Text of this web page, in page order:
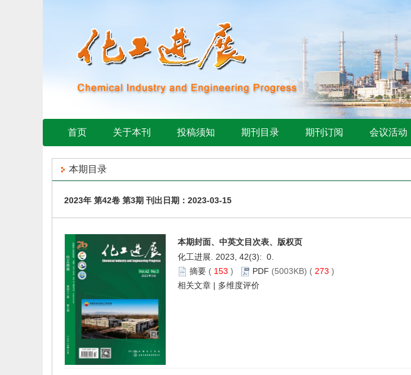
首页 关于本刊 投稿须知 期刊目录 期刊订阅 会议活动
本期目录
2023年 第42卷 第3期 刊出日期：2023-03-15
本期封面、中英文目次表、版权页
化工进展. 2023, 42(3): 0.
摘要 ( 153 ) PDF (5003KB) ( 273 )
相关文章 | 多维度评价